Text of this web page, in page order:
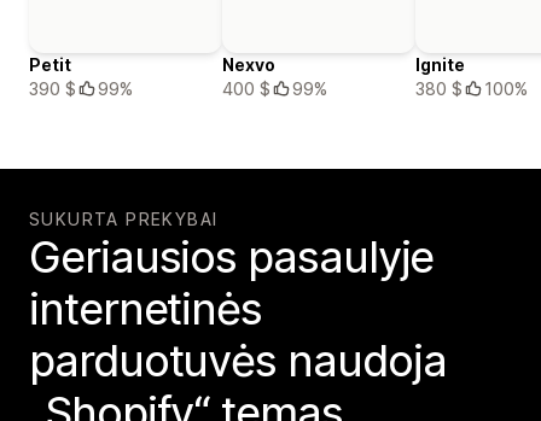
Petit
390 $
99%
Nexvo
400 $
99%
Ignite
380 $
100%
SUKURTA PREKYBAI
Geriausios pasaulyje
internetinės
parduotuvės naudoja